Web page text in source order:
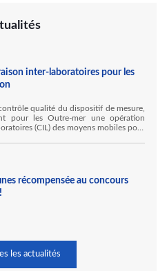
inter-laboratoires pour les
qualité du dispositif de mesure,
pour les Outre-mer une opération
(CIL) des moyens mobiles pour
récompensée au concours
les actualités